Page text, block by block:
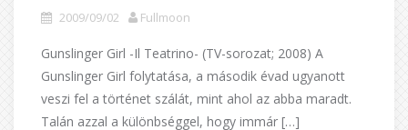
2009/09/02 Fullmoon
Gunslinger Girl -Il Teatrino- (TV-sorozat; 2008) A
Gunslinger Girl folytatása, a második évad ugyanott
veszi fel a történet szálát, mint ahol az abba maradt.
Talán azzal a különbséggel, hogy immár […]